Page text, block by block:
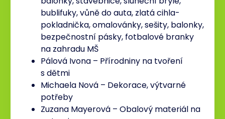
bublifuky, vůně do auta, zlatá cihla-
pokladnička, omalovánky, sešity, balonky,
bezpečnostní pásky, fotbalové branky
na zahradu MŠ
Pálová Ivona – Přírodniny na tvoření
s dětmi
Michaela Nová – Dekorace, výtvarné
potřeby
Zuzana Mayerová – Obalový materiál na